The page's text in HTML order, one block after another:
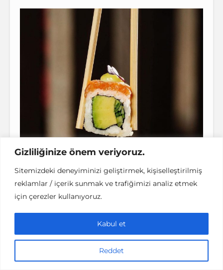
Gizliliğinize önem veriyoruz.
Sitemizdeki deneyiminizi geliştirmek, kişiselleştirilmiş
reklamlar / içerik sunmak ve trafiğimizi analiz etmek
için çerezler kullanıyoruz.
Reddet
Kabul et
Japon Mutfağı’nın barbeküye benzeyen